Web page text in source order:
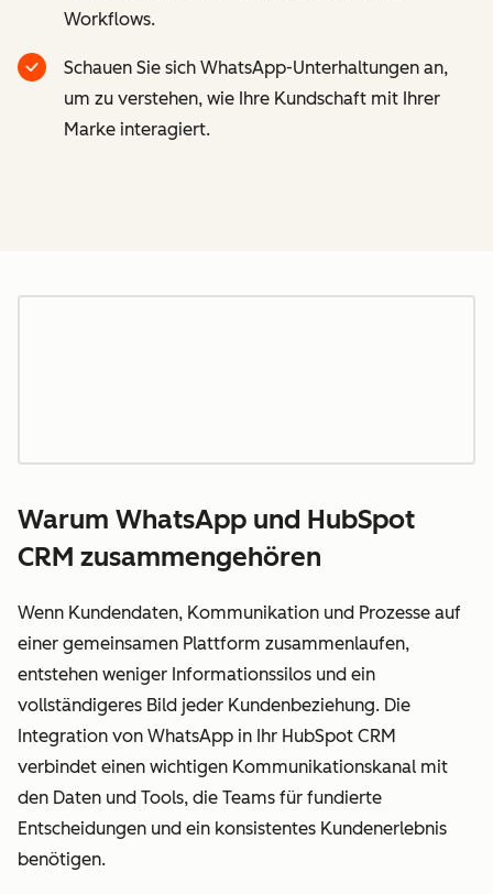
Workflows.
Schauen Sie sich WhatsApp-Unterhaltungen an,
um zu verstehen, wie Ihre Kundschaft mit Ihrer
Marke interagiert.
Warum WhatsApp und HubSpot
CRM zusammengehören
Wenn Kundendaten, Kommunikation und Prozesse auf
einer gemeinsamen Plattform zusammenlaufen,
entstehen weniger Informationssilos und ein
vollständigeres Bild jeder Kundenbeziehung. Die
Integration von WhatsApp in Ihr HubSpot CRM
verbindet einen wichtigen Kommunikationskanal mit
den Daten und Tools, die Teams für fundierte
Entscheidungen und ein konsistentes Kundenerlebnis
benötigen.